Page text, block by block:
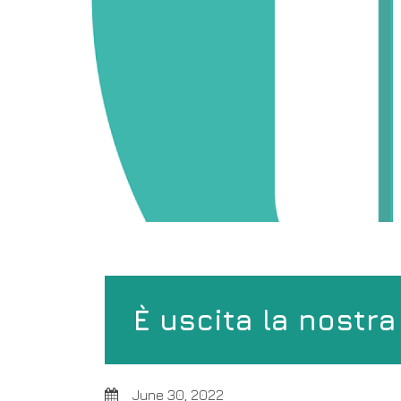
È uscita la
June 30, 2022